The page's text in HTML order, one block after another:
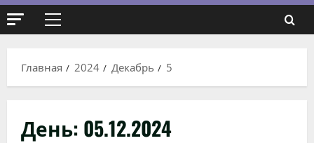
Основное
Главная
2024 Декабрь 5
День: 05.12.2024